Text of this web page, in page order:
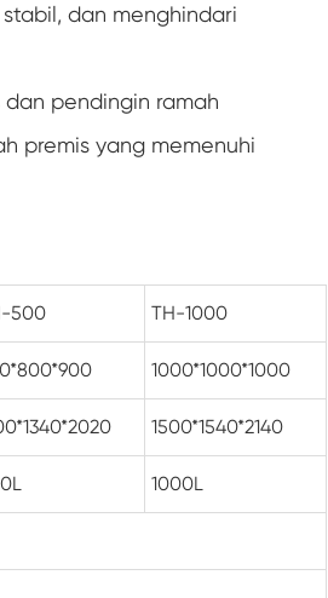
kelembapan konstan
Panel PV
dan menghindari
pendingin ramah
premis yang memenuhi
500 TH-1000
1000*1000*1000
1500*1540*2140
1000L